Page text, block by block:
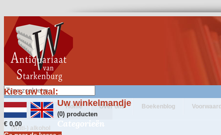
Kies uw taal:
Uw winkelmandje
(0) producten
€ 0,00
Home Over ons Boekenblog
Categorieën
(Anti-) alkohol